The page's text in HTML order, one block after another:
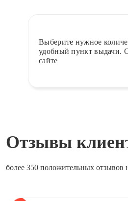
Выберите нужное
удобный пункт выдачи.
сайте
Отзывы
более 350 положительных отзывов